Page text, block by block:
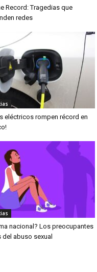
Record: Tragedias que
redes
eléctricos rompen récord en
nacional? Los preocupantes
del abuso sexual